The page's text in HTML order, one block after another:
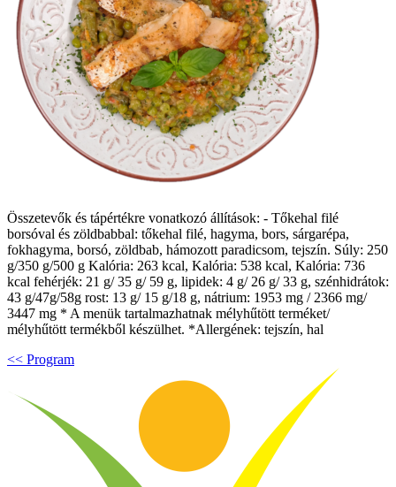
Összetevők és tápértékre vonatkozó állítások: - Tőkehal filé
borsóval és zöldbabbal: tőkehal filé, hagyma, bors, sárgarépa,
fokhagyma, borsó, zöldbab, hámozott paradicsom, tejszín. Súly: 250
g/350 g/500 g Kalória: 263 kcal, Kalória: 538 kcal, Kalória: 736
kcal fehérjék: 21 g/ 35 g/ 59 g, lipidek: 4 g/ 26 g/ 33 g, szénhidrátok:
43 g/47g/58g rost: 13 g/ 15 g/18 g, nátrium: 1953 mg / 2366 mg/
3447 mg * A menük tartalmazhatnak mélyhűtött terméket/
mélyhűtött termékből készülhet. *Allergének: tejszín, hal
<< Program